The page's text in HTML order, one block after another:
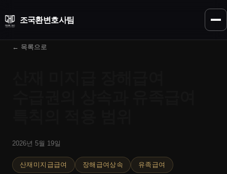
조국환변호사팀
← 목록으로
2026년 5월 19일
산재미지급급여 장해급여상속 유족급여